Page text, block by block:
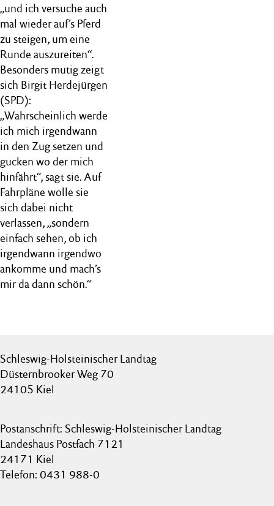
„und ich versuche auch
mal wieder auf’s Pferd
zu steigen, um eine
Runde auszureiten“.
Besonders mutig zeigt
sich Birgit Herdejürgen
(SPD):
„Wahrscheinlich werde
ich mich irgendwann
in den Zug setzen und
gucken wo der mich
hinfährt“, sagt sie. Auf
Fahrpläne wolle sie
sich dabei nicht
verlassen, „sondern
einfach sehen, ob ich
irgendwann irgendwo
ankomme und mach’s
mir da dann schön.“
Schleswig-Holsteinischer Landtag
Düsternbrooker Weg 70
24105 Kiel
Postanschrift: Schleswig-Holsteinischer Landtag
Landeshaus Postfach 7121
24171 Kiel
Telefon: 0431 988-0